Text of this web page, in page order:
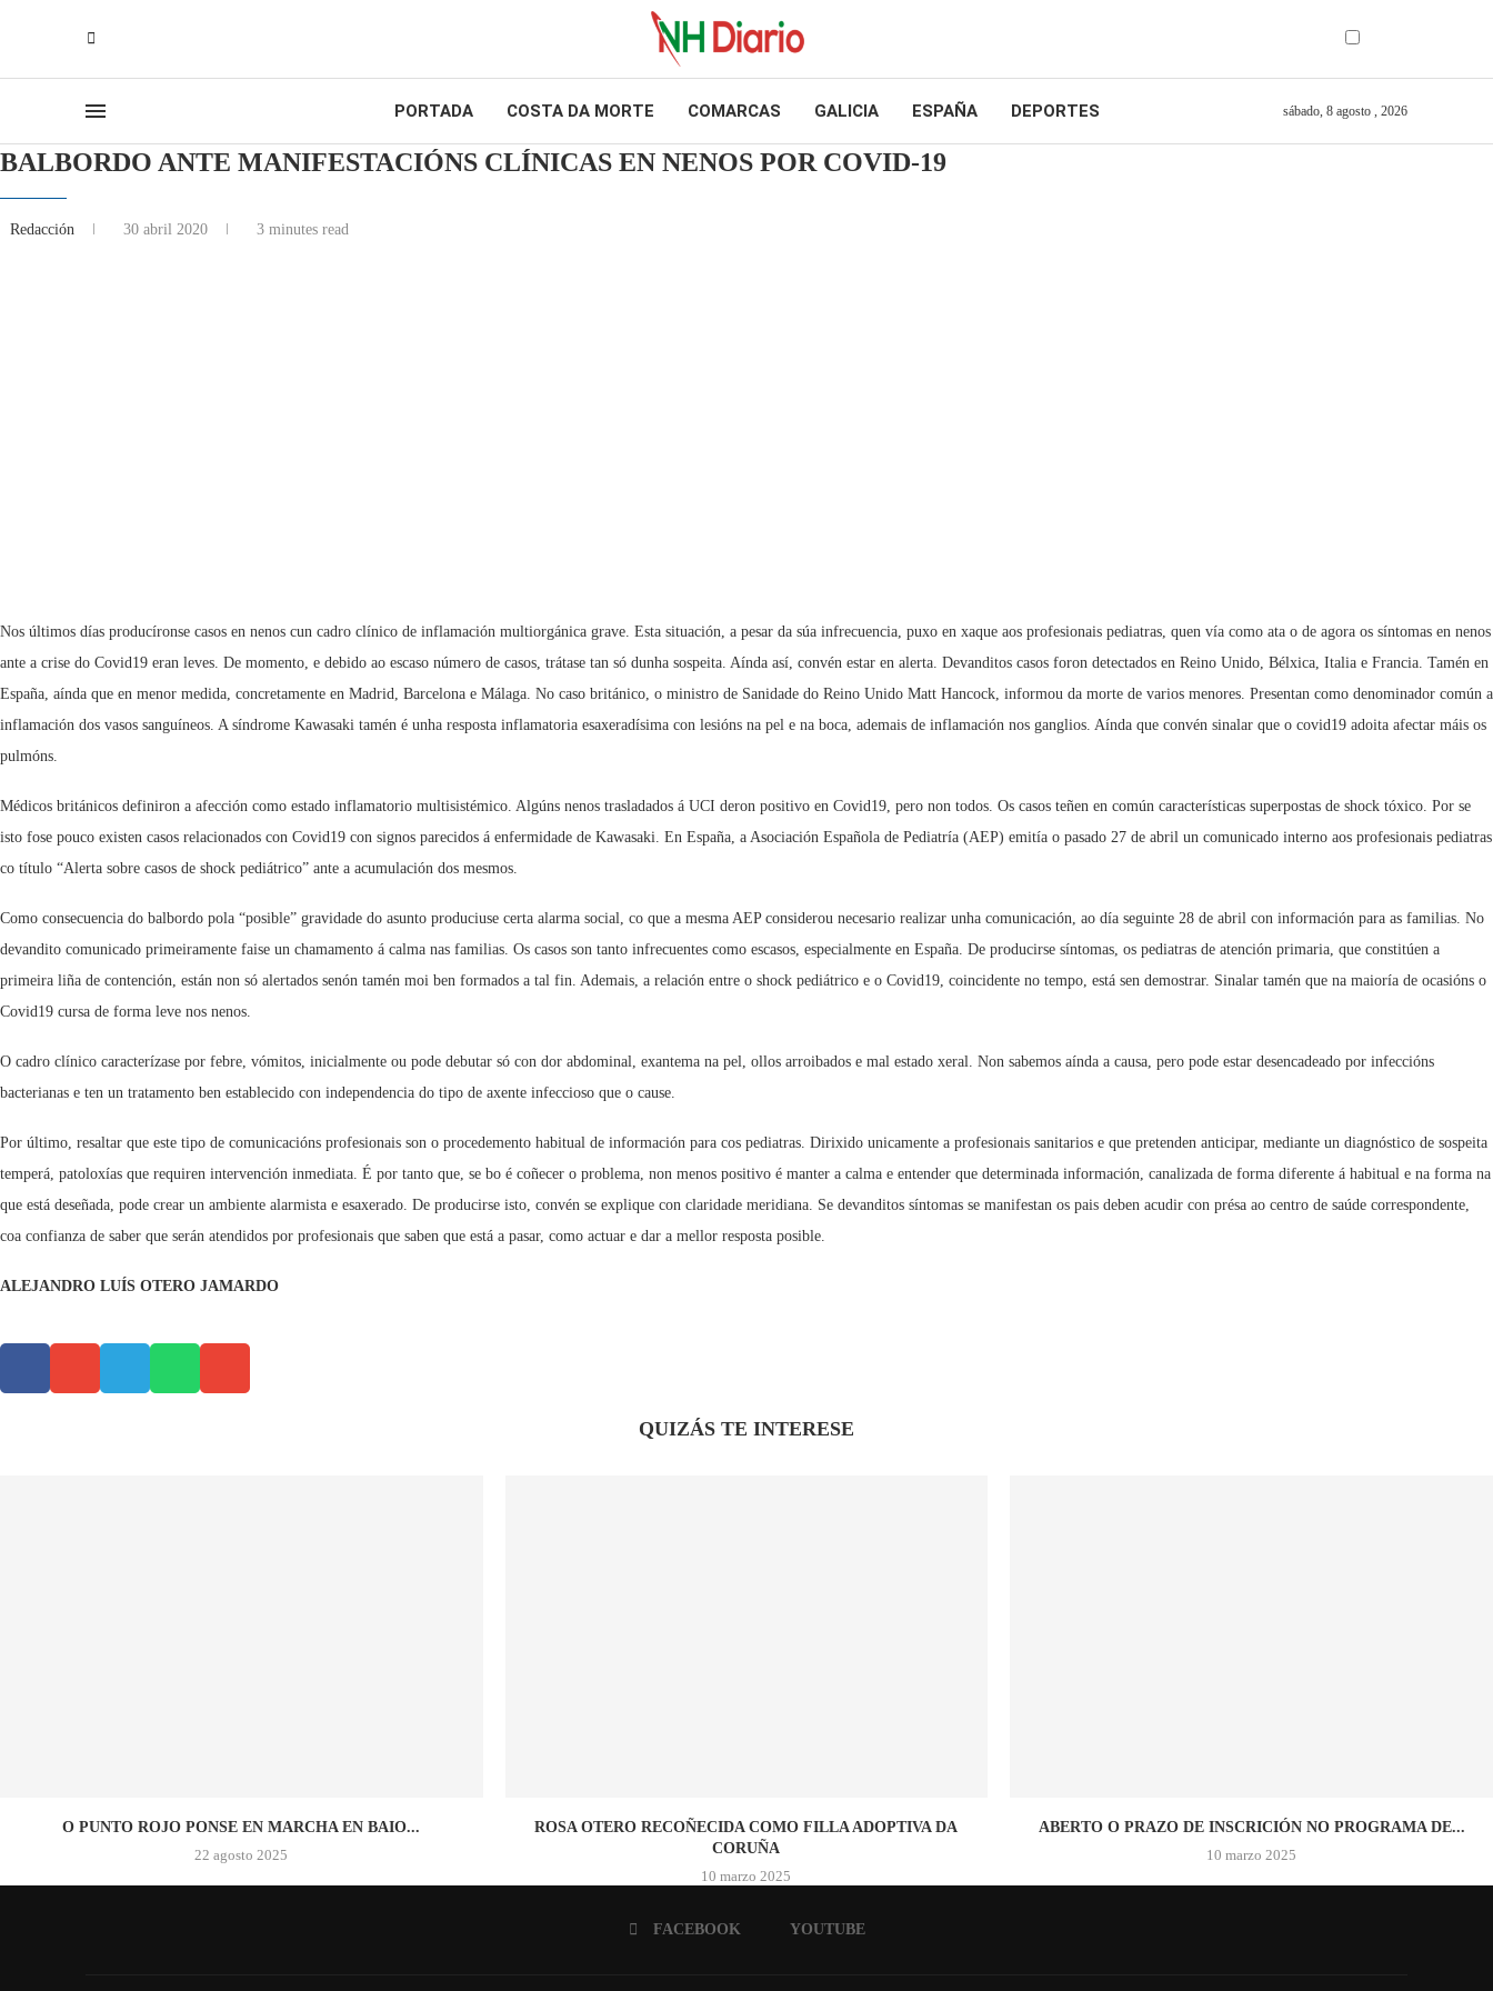
PORTADA COSTA DA MORTE COMARCAS GALICIA ESPAÑA DEPORTES sábado, 8 agosto , 2026
BALBORDO ANTE MANIFESTACIÓNS CLÍNICAS EN NENOS POR COVID-19
Redacción 30 abril 2020 3 minutes read
Nos últimos días producíronse casos en nenos cun cadro clínico de inflamación multiorgánica grave. Esta situación, a pesar da súa infrecuencia, puxo en xaque aos profesionais pediatras, quen vía como ata o de agora os síntomas en nenos
ante a crise do Covid19 eran leves. De momento, e debido ao escaso número de casos, trátase tan só dunha sospeita. Aínda así, convén estar en alerta. Devanditos casos foron detectados en Reino Unido, Bélxica, Italia e Francia. Tamén en
España, aínda que en menor medida, concretamente en Madrid, Barcelona e Málaga. No caso británico, o ministro de Sanidade do Reino Unido Matt Hancock, informou da morte de varios menores. Presentan como denominador común a
inflamación dos vasos sanguíneos. A síndrome Kawasaki tamén é unha resposta inflamatoria esaxeradísima con lesións na pel e na boca, ademais de inflamación nos ganglios. Aínda que convén sinalar que o covid19 adoita afectar máis os
pulmóns.
Médicos británicos definiron a afección como estado inflamatorio multisistémico. Algúns nenos trasladados á UCI deron positivo en Covid19, pero non todos. Os casos teñen en común características superpostas de shock tóxico. Por se
isto fose pouco existen casos relacionados con Covid19 con signos parecidos á enfermidade de Kawasaki. En España, a Asociación Española de Pediatría (AEP) emitía o pasado 27 de abril un comunicado interno aos profesionais pediatras
co título “Alerta sobre casos de shock pediátrico” ante a acumulación dos mesmos.
Como consecuencia do balbordo pola “posible” gravidade do asunto produciuse certa alarma social, co que a mesma AEP considerou necesario realizar unha comunicación, ao día seguinte 28 de abril con información para as familias. No
devandito comunicado primeiramente faise un chamamento á calma nas familias. Os casos son tanto infrecuentes como escasos, especialmente en España. De producirse síntomas, os pediatras de atención primaria, que constitúen a
primeira liña de contención, están non só alertados senón tamén moi ben formados a tal fin. Ademais, a relación entre o shock pediátrico e o Covid19, coincidente no tempo, está sen demostrar. Sinalar tamén que na maioría de ocasións o
Covid19 cursa de forma leve nos nenos.
O cadro clínico caracterízase por febre, vómitos, inicialmente ou pode debutar só con dor abdominal, exantema na pel, ollos arroibados e mal estado xeral. Non sabemos aínda a causa, pero pode estar desencadeado por infeccións
bacterianas e ten un tratamento ben establecido con independencia do tipo de axente infeccioso que o cause.
Por último, resaltar que este tipo de comunicacións profesionais son o procedemento habitual de información para cos pediatras. Dirixido unicamente a profesionais sanitarios e que pretenden anticipar, mediante un diagnóstico de sospeita
temperá, patoloxías que requiren intervención inmediata. É por tanto que, se bo é coñecer o problema, non menos positivo é manter a calma e entender que determinada información, canalizada de forma diferente á habitual e na forma na
que está deseñada, pode crear un ambiente alarmista e esaxerado. De producirse isto, convén se explique con claridade meridiana. Se devanditos síntomas se manifestan os pais deben acudir con présa ao centro de saúde correspondente,
coa confianza de saber que serán atendidos por profesionais que saben que está a pasar, como actuar e dar a mellor resposta posible.
ALEJANDRO LUÍS OTERO JAMARDO
QUIZÁS TE INTERESE
O PUNTO ROJO PONSE EN MARCHA EN BAIO...
22 agosto 2025
ROSA OTERO RECOÑECIDA COMO FILLA ADOPTIVA DA
CORUÑA
10 marzo 2025
ABERTO O PRAZO DE INSCRICIÓN NO PROGRAMA DE...
10 marzo 2025
FACEBOOK YOUTUBE